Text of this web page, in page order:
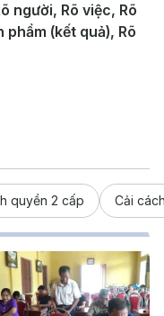
người, Rõ việc, Rõ
(kết quả), Rõ
quyền 2 cấp Cải